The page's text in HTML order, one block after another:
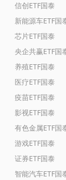
信创ETF国泰
新能源车ETF国
芯片ETF国泰
央企共赢ETF国
养殖ETF国泰
医疗ETF国泰
疫苗ETF国泰
影视ETF国泰
有色金属ETF国
游戏ETF国泰
证券ETF国泰
智能汽车ETF国